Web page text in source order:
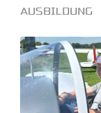
AUSBILDUNG